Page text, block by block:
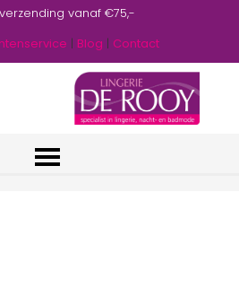
vanaf €75,-
| Blog | Contact